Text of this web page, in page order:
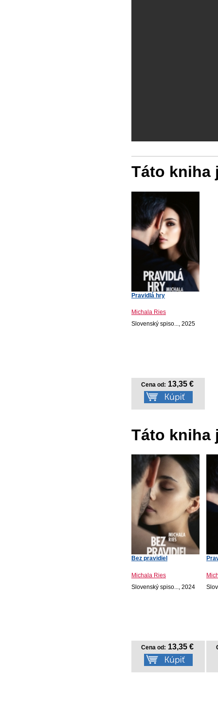
Táto
Pravidlá hry
Michala Ries
Slovenský spiso..., 2025
Cena od: 13,35 €
Táto
Bez pravidiel
Michala Ries
Slovenský spiso..., 2024
Cena od: 13,35 €